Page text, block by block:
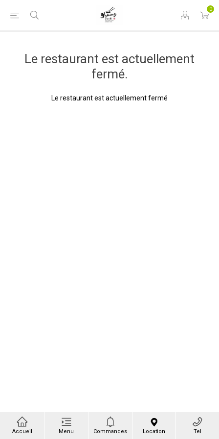
0
Le restaurant est actuellement
fermé.
Le restaurant est actuellement fermé
Accueil Menu Commandes Location Tel